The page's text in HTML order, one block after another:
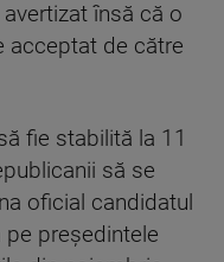
însă că o
acceptat de către
fie stabilită la 11
să se
oficial candidatul
pe preşedintele